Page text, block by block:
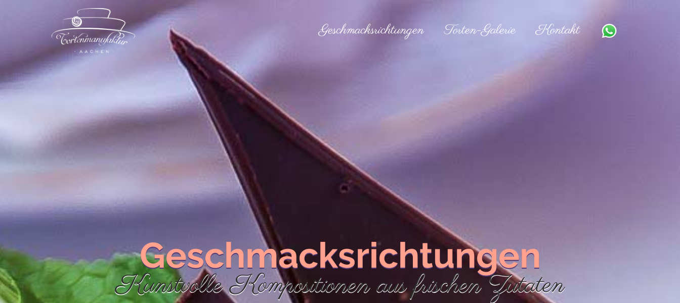
Geschmacksrichtungen Torten-Galerie Kontakt
Geschmacksrichtungen
Kunstvolle Kompositionen aus frischen Zutaten